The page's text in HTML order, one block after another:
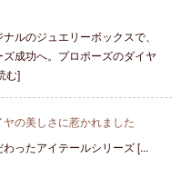
ルのジュエリーボックスで、
成功へ。プロポーズのダイヤ
む]
の美しさに惹かれました
ったアイテールシリーズ [...